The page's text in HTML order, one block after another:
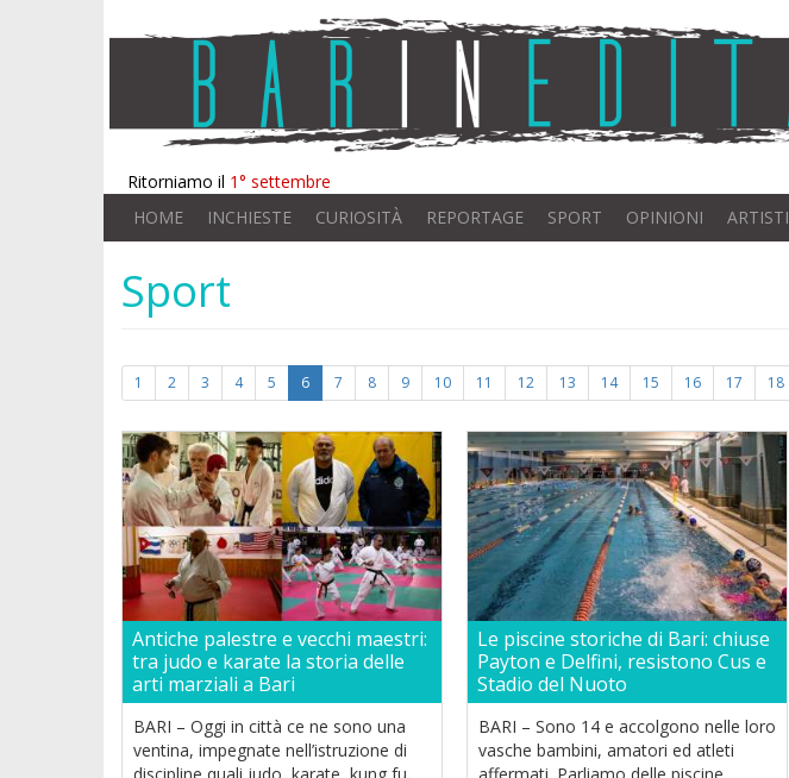
Ritorniamo il 1° settembre
HOME INCHIESTE CURIOSITÀ REPORTAGE SPORT OPINIONI ARTISTI
Sport
1 2 3 4 5 6 7 8 9 10 11 12 13 14 15 16 17 18
Antiche palestre e vecchi maestri:
tra judo e karate la storia delle
arti marziali a Bari
BARI – Oggi in città ce ne sono una
ventina, impegnate nell’istruzione di
Le piscine storiche di Bari: chiuse
Payton e Delfini, resistono Cus e
Stadio del Nuoto
BARI – Sono 14 e accolgono nelle loro
vasche bambini, amatori ed atleti